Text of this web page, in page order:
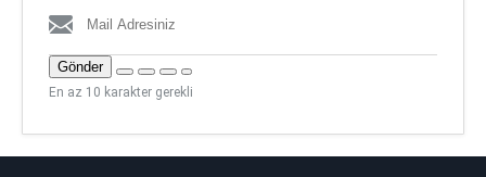
Gönder
En az 10 karakter gerekli